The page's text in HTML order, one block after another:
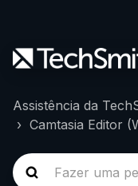
Assistência da
Camtasia Editor